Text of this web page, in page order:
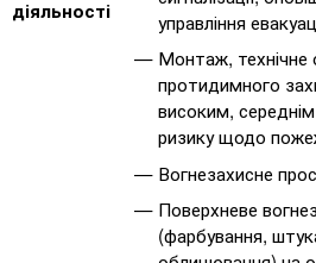
діяльності
управління
Монтаж, технічне
протидимного
високим,
ризику щодо
Вогнезахисне
Поверхневе
(фарбування,